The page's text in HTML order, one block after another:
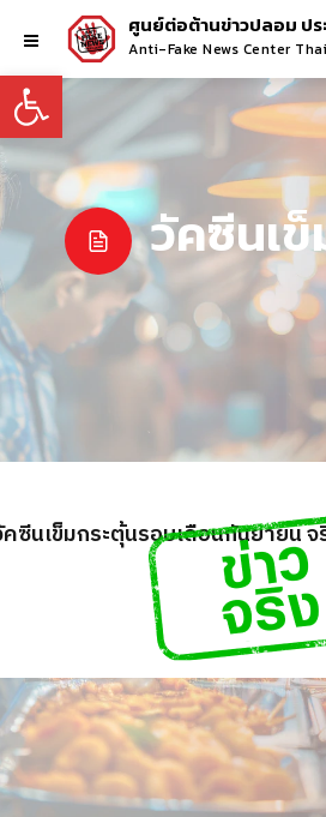
Open toolbar
ศูนย์ต่อต้านข่าวปลอม ปร
Anti-Fake News Center
วัคซีนเ
นเข็มกระตุ้นรอบเดือนกันยายน จ